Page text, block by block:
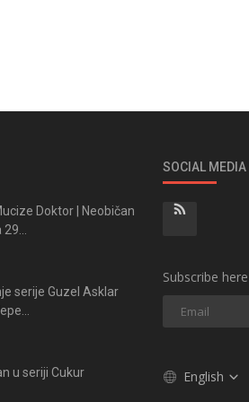
Doktor | Neobičan
serije Guzel Asklar
u seriji Cukur
SOCIAL MEDIA
Subscribe
English